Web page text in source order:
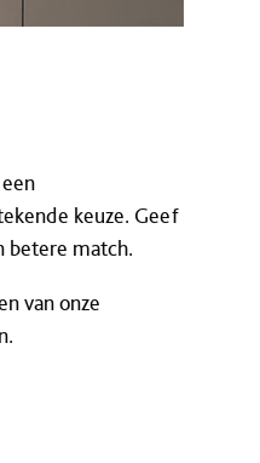
keuze. Geef
betere match.
van onze